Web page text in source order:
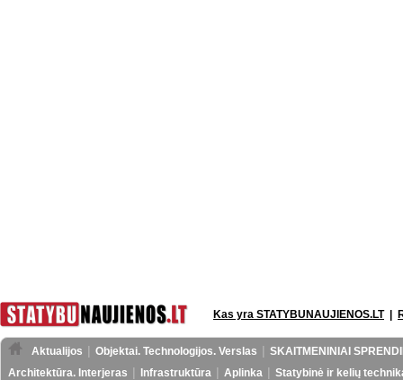
Kas yra STATYBUNAUJIENOS.LT|
Aktualijos Objektai. Technologijos. Verslas
SKAITMENINIAI
Architektūra. Interjeras
Infrastruktūra Aplinka
Statybinė ir kelių